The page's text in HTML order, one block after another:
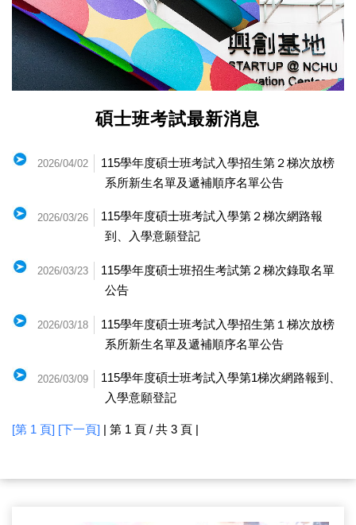
碩士班考試最新消息
2026/04/02
115學年度碩士班考試入學招生第２梯次放榜
系所新生名單及遞補順序名單公告
2026/03/26
115學年度碩士班考試入學第２梯次網路報
到、入學意願登記
2026/03/23
115學年度碩士班招生考試第２梯次錄取名單
公告
2026/03/18
115學年度碩士班考試入學招生第１梯次放榜
系所新生名單及遞補順序名單公告
2026/03/09
115學年度碩士班考試入學第1梯次網路報到、
入學意願登記
[第 1 頁] [下一頁] | 第 1 頁 / 共 3 頁 |